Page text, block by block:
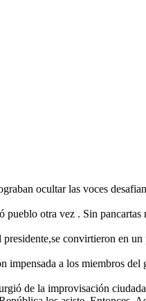
ocultar las voces
otra vez . Sin
convirtieron en
impensada a los miembros
de la improvisación